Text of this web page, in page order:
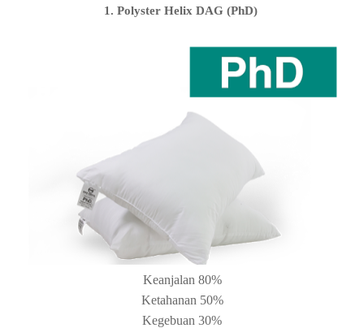
1. Polyster Helix DAG (PhD)
Keanjalan 80%
Ketahanan 50%
Kegebuan 30%